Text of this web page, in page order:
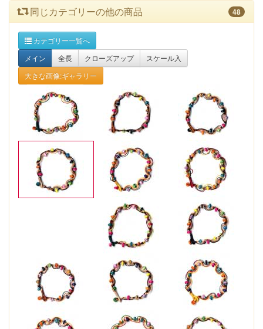
同じカテゴリーの他の商品 48
カテゴリー一覧へ
メイン
全長 クローズアップ
スケール入
大きな画像:ギャラリー